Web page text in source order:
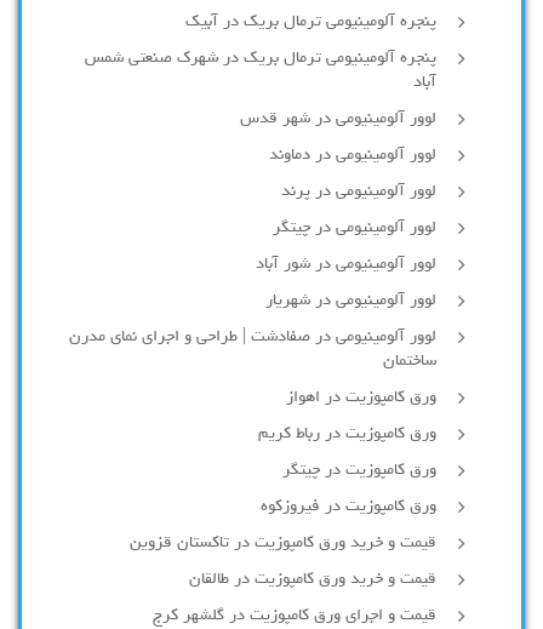
پنجره آلومینیومی ترمال بریک در آبیک
پنجره آلومینیومی ترمال بریک در شهرک صنعتی شمس
آباد
لوور آلومینیومی در شهر قدس
لوور آلومینیومی در دماوند
لوور آلومینیومی در پرند
لوور آلومینیومی در چیتگر
لوور آلومینیومی در شور آباد
لوور آلومينيومي در شهريار
لوور آلومینیومی در صفادشت | طراحی و اجرای نمای مدرن
ساختمان
ورق کامپوزیت در اهواز
ورق کامپوزیت در رباط کریم
ورق کامپوزیت در چیتگر
ورق کامپوزیت در فیروزکوه
قیمت و خرید ورق کامپوزیت در تاکستان قزوین
قیمت و خرید ورق کامپوزیت در طالقان
قیمت و اجرای ورق کامپوزیت در گلشهر کرج